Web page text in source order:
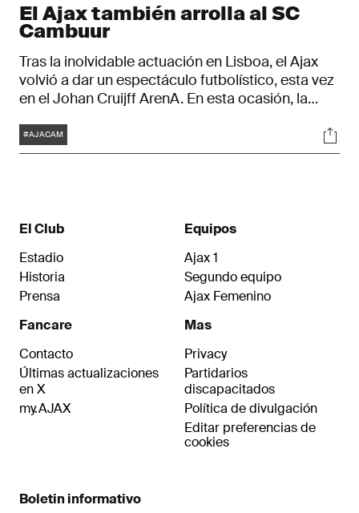
El Ajax también arrolla al SC
Cambuur
Tras la inolvidable actuación en Lisboa, el Ajax
volvió a dar un espectáculo futbolístico, esta vez
en el Johan Cruijff ArenA. En esta ocasión, la
lograr el 9-0, el Ajax estuvo a punto de subir el
décimo tanto al marcador, pero Ryan
Etiquetas
#AJACAM
El Club
Estadio
Historia
Prensa
Fancare
Contacto
Últimas actualizaciones
en X
my.AJAX
Equipos
Ajax 1
Segundo equipo
Ajax Femenino
Mas
Privacy
Partidarios
discapacitados
Política de divulgación
Editar preferencias de
cookies
Boletin informativo